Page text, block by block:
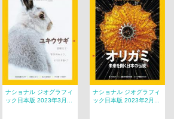
ナショナル ジオグラフィ
ック日本版 2023年3月...
ナショナル ジオグラフィ
ック日本版 2023年2月...